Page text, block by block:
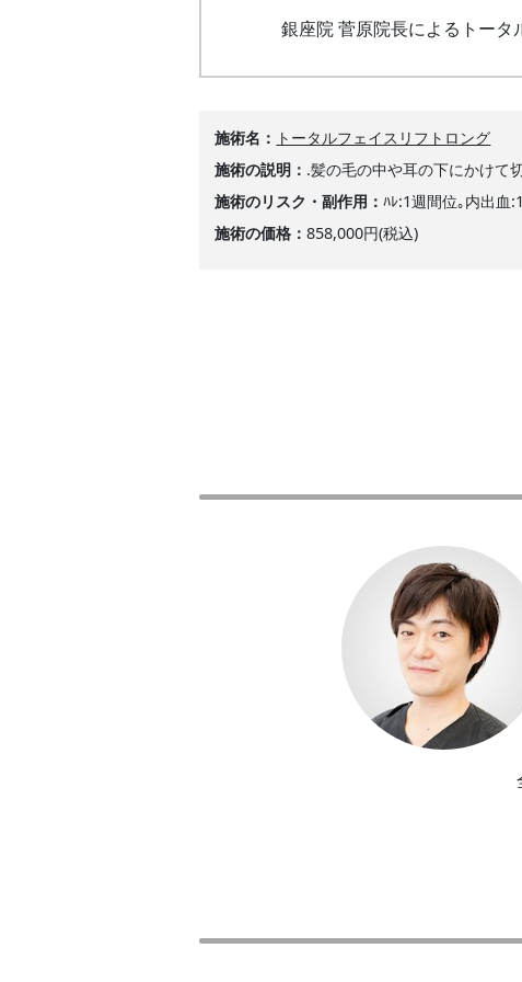
銀座院 菅原院長によるトータ
施術名
トータルフェイスリフトロング
施術の説明
.髪の毛の中や耳の下にかけて
施術のリスク・副作用
ﾊﾚ:1週間位｡内出血
施術の価格
858,000円(税込)